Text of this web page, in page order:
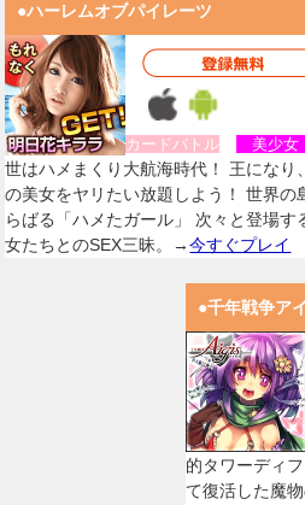
●ハーレムオブパイレーツ
カードバトル 美少女
世はハメまくり大航海時代！ 王になり
の美女をヤリたい放題しよう！ 世界の
らばる「ハメたガール」 次々と登場す
女たちとのSEX三昧。→今すぐプレイ
●千年戦争ア
的タワーディ
て復活した魔